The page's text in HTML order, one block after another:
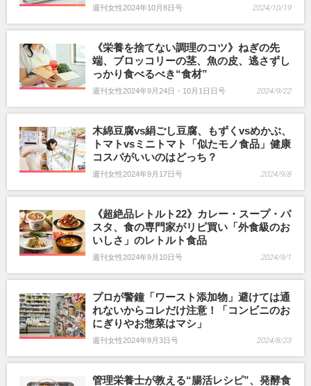
週刊女性2024年10月8日号 2024/10/19
《栄養を捨てない調理のコツ》ねぎの先
端、ブロッコリーの茎、魚の皮、逃さずし
っかり食べるべき“食材”
週刊女性2024年9月24日・10月1日日号 2024/9/22
木綿豆腐vs絹ごし豆腐、もずくvsめかぶ、
トマトvsミニトマト「似たモノ食品」健康
コスパがいいのはどっち？
週刊女性2024年9月17日号 2024/9/8
《超絶品レトルト22》カレー・スープ・パ
スタ、食の専門家がリピ買い「外食級のお
いしさ」のレトルト食品
週刊女性2024年9月10日号 2024/9/1
プロが警鐘「ワースト添加物」避けては通
れないからコレだけ注意！「コンビニのお
にぎりやお惣菜はマシ」
週刊女性2024年9月3日号 2024/8/23
管理栄養士が教える“腸活レシピ”、発酵食